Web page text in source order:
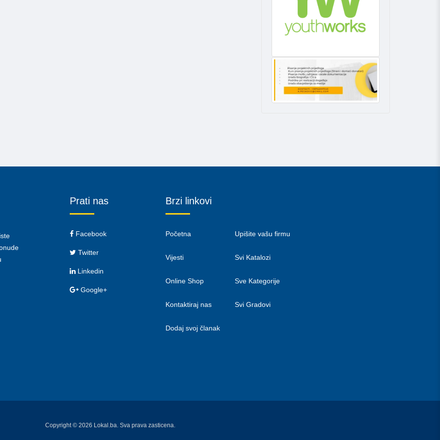
Prati nas
Facebook
Twitter
Linkedin
Google+
Brzi linkovi
Početna
Vijesti
Online Shop
Kontaktiraj nas
Dodaj svoj članak
Upišite vašu firmu
Svi Katalozi
Sve Kategorije
Svi Gradovi
Copyright © 2026 Lokal.ba. Sva prava zasticena.